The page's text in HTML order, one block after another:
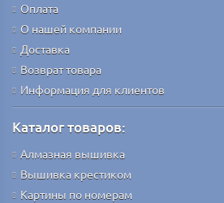
Оплата
О нашей компании
Доставка
Возврат товара
Информация для клиентов
Каталог товаров:
Алмазная вышивка
Вышивка крестиком
Картины по номерам